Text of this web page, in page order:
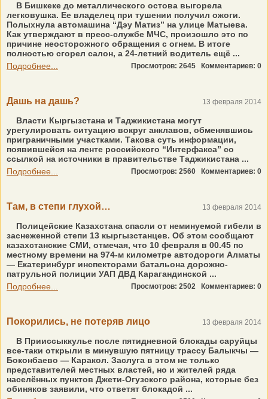
В Бишкеке до металлического остова выгорела
легковушка. Ее владелец при тушении получил ожоги.
Полыхнула автомашина “Дэу Матиз” на улице Матыева.
Как утверждают в пресс-службе МЧС, произошло это по
причине неосторожного обращения с огнем. В итоге
полностью сгорел салон, а 24-летний водитель ещё ...
Подробнее...
Просмотров: 2645 Комментариев: 0
Дашь на дашь? 13 февраля 2014
Власти Кыргызстана и Таджикистана могут
урегулировать ситуацию вокруг анклавов, обменявшись
приграничными участками. Такова суть информации,
появившейся на ленте российского “Интерфакса” со
ссылкой на источники в правительстве Таджикистана ...
Подробнее...
Просмотров: 2560 Комментариев: 0
Там, в степи глухой… 13 февраля 2014
Полицейские Казахстана спасли от неминуемой гибели в
заснеженной степи 13 кыргызстанцев. Об этом сообщают
казахстанские СМИ, отмечая, что 10 февраля в 00.45 по
местному времени на 974-м километре автодороги Алматы
— Екатеринбург инспекторами батальона дорожно-
патрульной полиции УАП ДВД Карагандинской ...
Подробнее...
Просмотров: 2502 Комментариев: 0
Покорились, не потеряв лицо 13 февраля 2014
В Прииссыккулье после пятидневной блокады саруйцы
все-таки открыли в минувшую пятницу трассу Балыкчы —
Боконбаево — Каракол. Заслуга в этом не только
представителей местных властей, но и жителей ряда
населённых пунктов Джети-Огузского района, которые без
обиняков заявили, что ответят блокадой ...